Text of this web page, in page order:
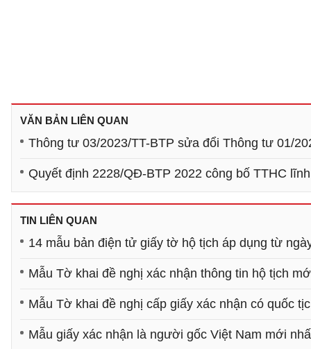
VĂN BẢN LIÊN QUAN
Thông tư 03/2023/TT-BTP sửa đổi Thông tư 01/
Quyết định 2228/QĐ-BTP 2022 công bố TTHC
TIN LIÊN QUAN
14 mẫu bản điện tử giấy tờ hộ tịch áp dụng từ
Mẫu Tờ khai đề nghị xác nhận thông tin hộ tịch
Mẫu Tờ khai đề nghị cấp giấy xác nhận có quốc
Mẫu giấy xác nhận là người gốc Việt Nam mới